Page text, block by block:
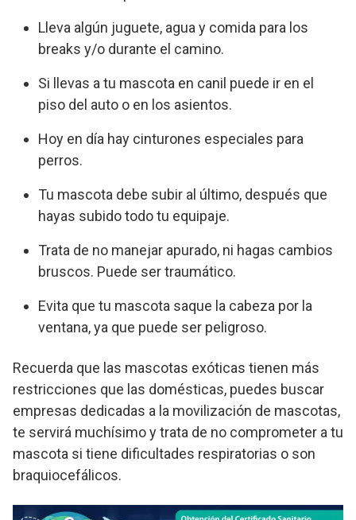
Lleva algún juguete, agua y comida para los
breaks y/o durante el camino.
Si llevas a tu mascota en canil puede ir en el
piso del auto o en los asientos.
Hoy en día hay cinturones especiales para
perros.
Tu mascota debe subir al último, después que
hayas subido todo tu equipaje.
Trata de no manejar apurado, ni hagas cambios
bruscos. Puede ser traumático.
Evita que tu mascota saque la cabeza por la
ventana, ya que puede ser peligroso.
Recuerda que las mascotas exóticas tienen más
restricciones que las domésticas, puedes buscar
empresas dedicadas a la movilización de mascotas,
te servirá muchísimo y trata de no comprometer a tu
mascota si tiene dificultades respiratorias o son
braquiocefálicos.